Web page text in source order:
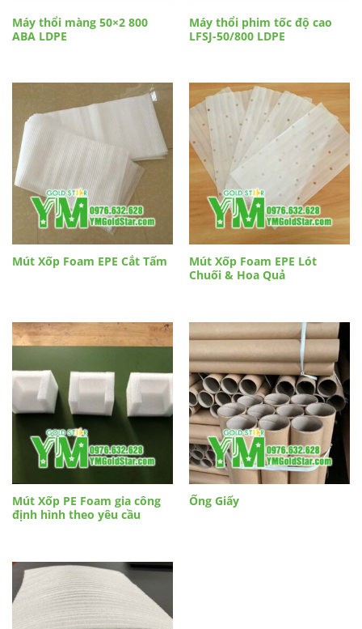
Máy thổi màng 50×2 800
ABA LDPE
Máy thổi phim tốc độ cao
LFSJ-50/800 LDPE
Mút Xốp Foam EPE Cắt Tấm
Mút Xốp Foam EPE Lót
Chuối & Hoa Quả
Mút Xốp PE Foam gia công
định hình theo yêu cầu
Ống Giấy